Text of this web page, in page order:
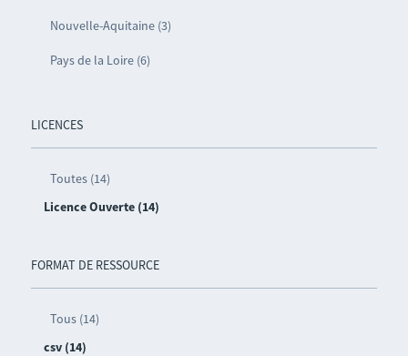
Nouvelle-Aquitaine (3)
Pays de la Loire (6)
LICENCES
Toutes (14)
Licence Ouverte (14)
FORMAT DE RESSOURCE
Tous (14)
csv (14)